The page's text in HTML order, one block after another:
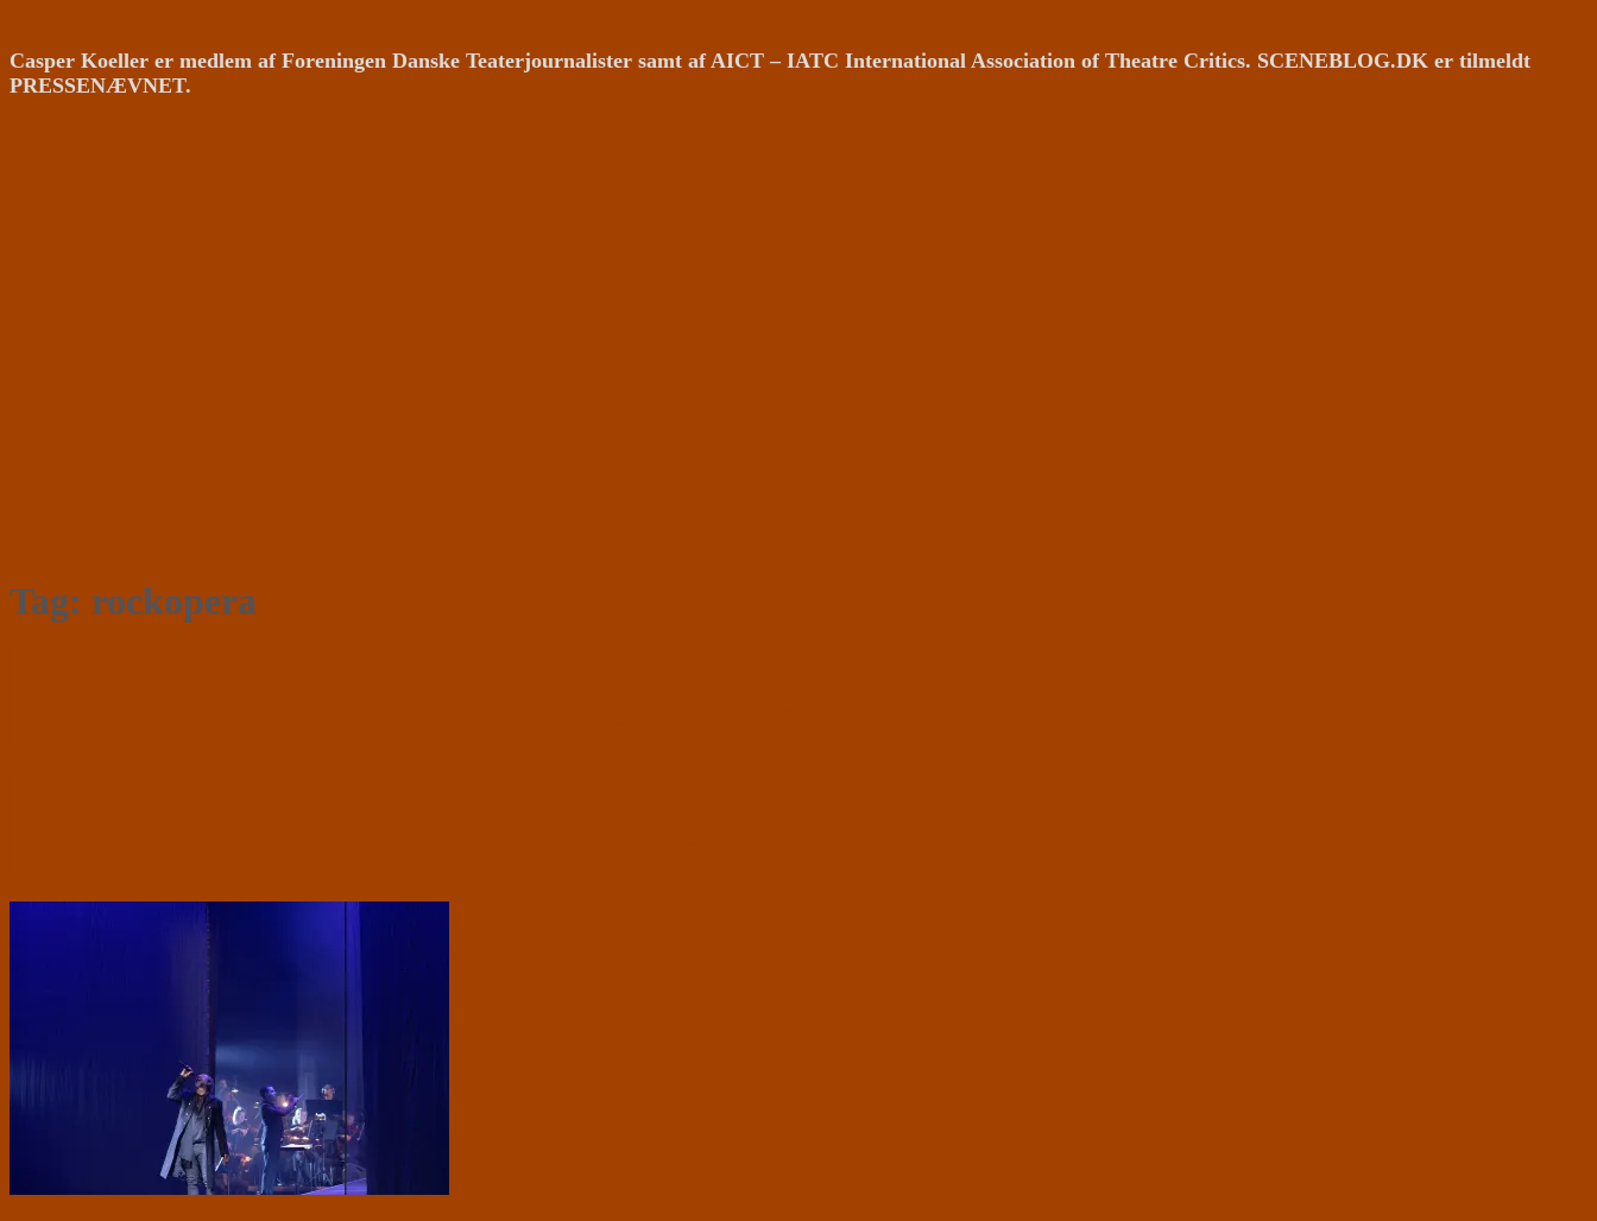
Casper Koeller er medlem af Foreningen Danske Teaterjournalister samt af AICT – IATC International Association of Theatre Critics. SCENEBLOG.DK er tilmeldt
PRESSENÆVNET.
Tag: rockopera